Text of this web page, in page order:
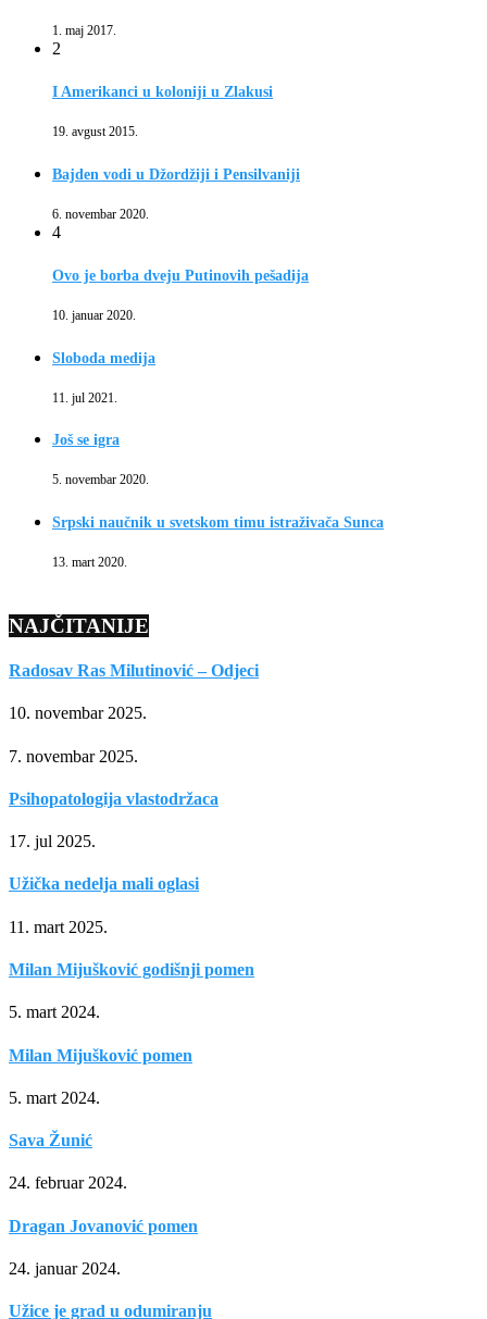
1. maj 2017.
2
I Amerikanci u koloniji u Zlakusi
19. avgust 2015.
Bajden vodi u Džordžiji i Pensilvaniji
6. novembar 2020.
4
Ovo je borba dveju Putinovih pešadija
10. januar 2020.
Sloboda medija
11. jul 2021.
Još se igra
5. novembar 2020.
Srpski naučnik u svetskom timu istraživača Sunca
13. mart 2020.
NAJČITANIJE
Radosav Ras Milutinović – Odjeci
10. novembar 2025.
7. novembar 2025.
Psihopatologija vlastodržaca
17. jul 2025.
Užička nedelja mali oglasi
11. mart 2025.
Milan Mijušković godišnji pomen
5. mart 2024.
Milan Mijušković pomen
5. mart 2024.
Sava Žunić
24. februar 2024.
Dragan Jovanović pomen
24. januar 2024.
Užice je grad u odumiranju